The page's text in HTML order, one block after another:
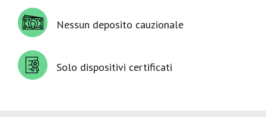
Nessun deposito cauzionale
Solo dispositivi certificati